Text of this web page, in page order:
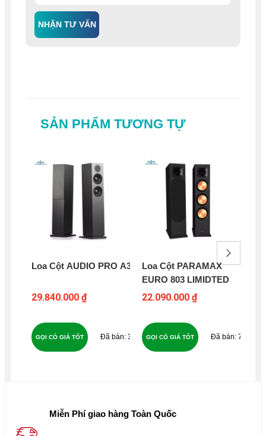
NHẬN TƯ VẤN
SẢN PHẨM TƯƠNG TỰ
Loa Cột AUDIO PRO A38
29.840.000 ₫
37
GỌI CÓ GIÁ TỐT
Loa Cột PARAMAX
EURO 803 LIMIDTED
22.090.000 ₫
75
GỌI CÓ GIÁ TỐT
Miễn Phí giao hàng Toàn Quốc